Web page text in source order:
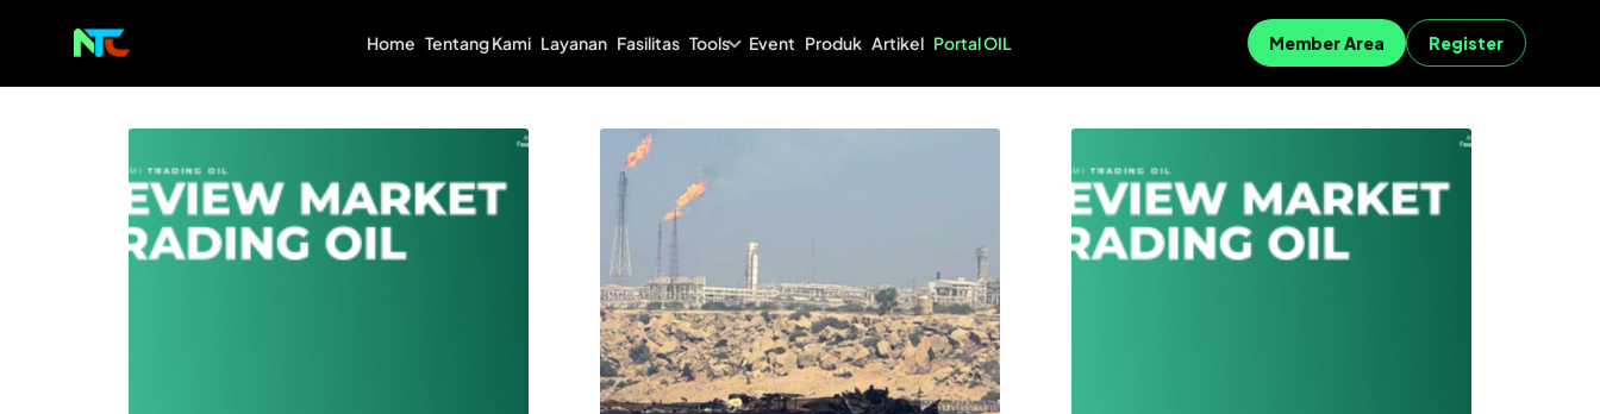
Home Tentang Kami Layanan Fasilitas Tools Event Produk Artikel Portal OIL Member Area Register